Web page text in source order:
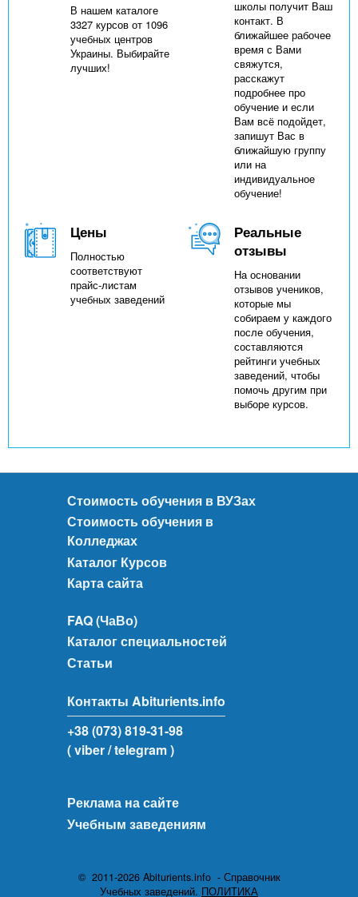
В нашем каталоге
3327 курсов от 1096
учебных центров
Украины. Выбирайте
лучших!
школы получит Ваш
контакт. В
ближайшее рабочее
время с Вами
свяжутся,
расскажут
подробнее про
обучение и если
Вам всё подойдет,
запишут Вас в
ближайшую группу
или на
индивидуальное
обучение!
Цены
Полностью
соответствуют
прайс-листам
учебных заведений
Реальные
отзывы
На основании
отзывов учеников,
которые мы
собираем у каждого
после обучения,
составляются
рейтинги учебных
заведений, чтобы
помочь другим при
выборе курсов.
Стоимость обучения в ВУЗах
Стоимость обучения в
Колледжах
Каталог Курсов
Карта сайта
FAQ (ЧаВо)
Каталог специальностей
Статьи
Контакты Abiturients.info
+38 (073) 819-31-98
( viber/ telegram )
Реклама на сайте
Учебным заведениям
© 2011-2026 Abiturients.info - Справочник
Учебных заведений. ПОЛИТИКА